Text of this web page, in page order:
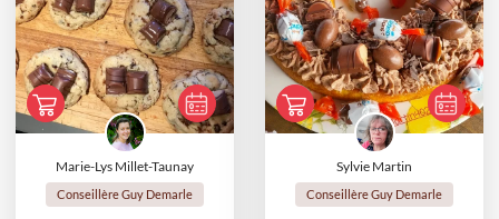
Marie-Lys Millet-Taunay
Conseillère Guy Demarle
Sylvie Martin
Conseillère Guy Demarle